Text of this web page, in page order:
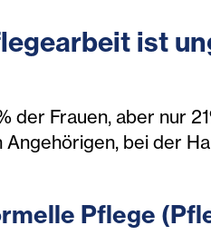
ist
der Frauen, aber nur
Angehörigen, bei der
Pflege